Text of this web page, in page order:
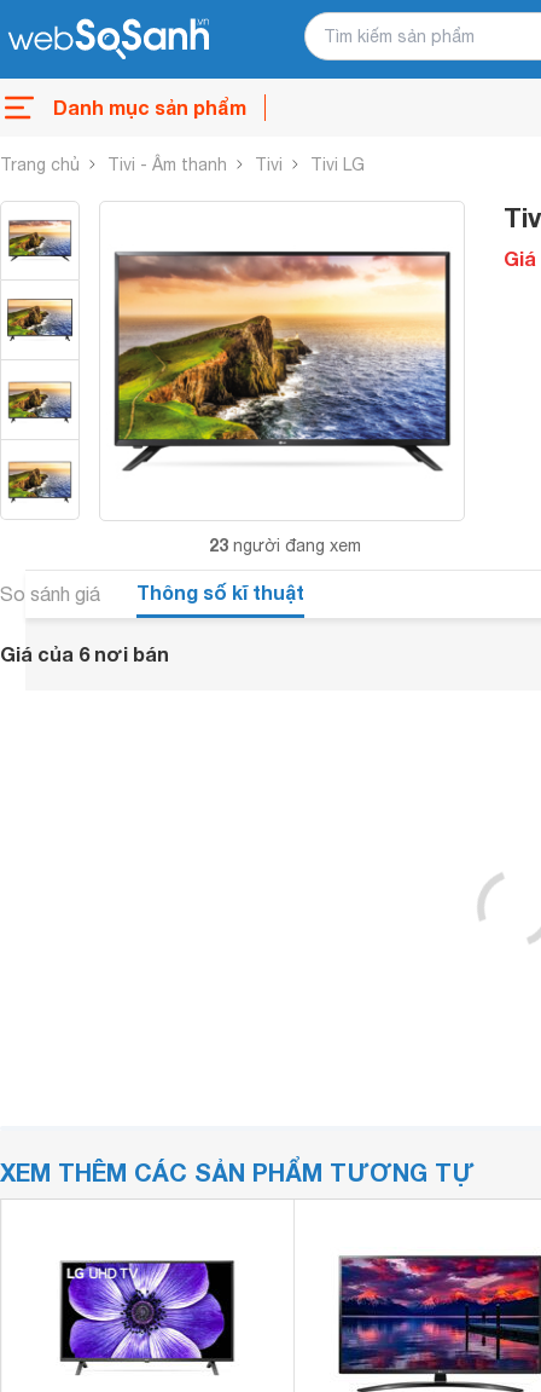
Danh mục sản phẩm
Trang chủ Tivi - Âm thanh Tivi Tivi LG
23 người đang xem
Giá
So sánh giá Thông số kĩ thuật
Giá của 6 nơi bán
XEM THÊM CÁC SẢN PHẨM TƯƠNG TỰ